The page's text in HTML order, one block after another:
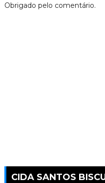
Obrigado pelo comentário.
CIDA SANTOS